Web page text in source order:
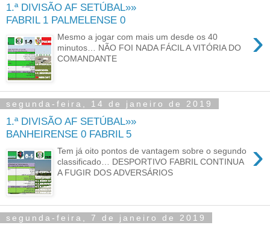
1.ª DIVISÃO AF SETÚBAL»»
FABRIL 1 PALMELENSE 0
›
Mesmo a jogar com mais um desde os 40
minutos… NÃO FOI NADA FÁCIL A VITÓRIA DO
COMANDANTE
segunda-feira, 14 de janeiro de 2019
1.ª DIVISÃO AF SETÚBAL»»
BANHEIRENSE 0 FABRIL 5
›
Tem já oito pontos de vantagem sobre o segundo
classificado… DESPORTIVO FABRIL CONTINUA
A FUGIR DOS ADVERSÁRIOS
segunda-feira, 7 de janeiro de 2019